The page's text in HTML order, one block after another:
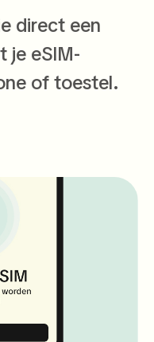
direct een
je eSIM-
of toestel.